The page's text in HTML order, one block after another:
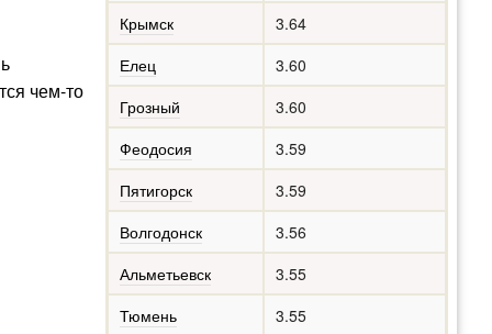
чем-то
Крымск
3.64
Елец
3.60
Грозный
3.60
Феодосия
3.59
Пятигорск
3.59
Волгодонск
3.56
Альметьевск
3.55
Тюмень
3.55